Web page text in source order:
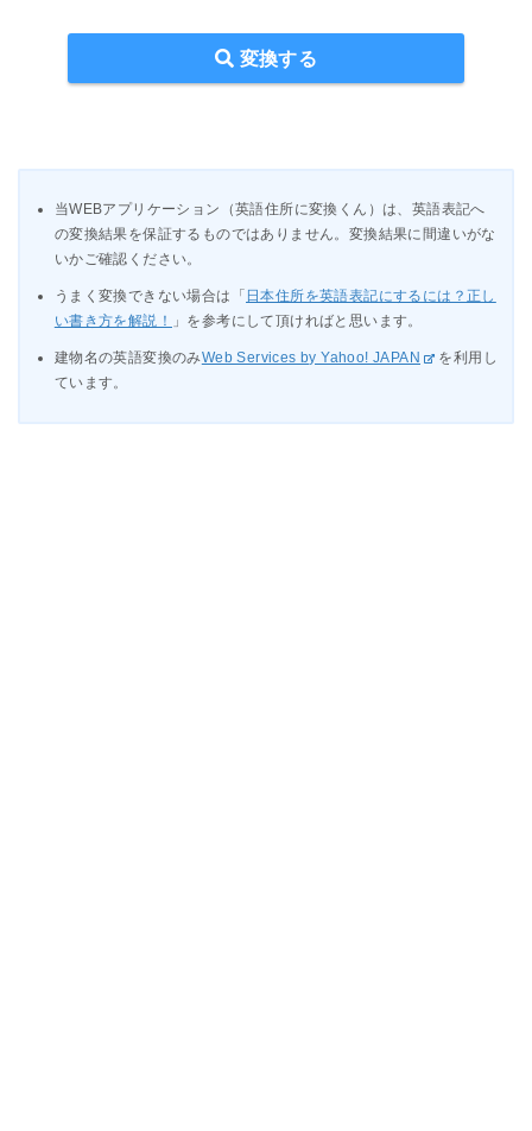
変換する
当WEBアプリケーション（英語住所に変換くん）は、英語表記へ
の変換結果を保証するものではありません。変換結果に間違いがな
いかご確認ください。
うまく変換できない場合は「 日本住所を英語表記にするには？正し
い書き方を解説！
」を参考にして頂ければと思います。
建物名の英語変換のみWeb Services by Yahoo! JAPAN
を利用し
ています。